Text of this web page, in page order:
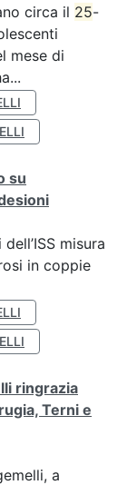
circa il 25-
mese di
su
misura
in coppie
ringrazia
Terni e
a